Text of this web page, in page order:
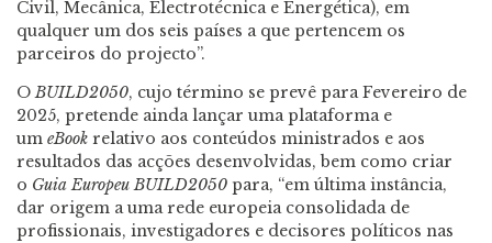
Civil, Mecânica, Electrotécnica e Energética), em
qualquer um dos seis países a que pertencem os
parceiros do projecto”.
OBUILD2050, cujo término se prevê para Fevereiro de
2025, pretende ainda lançar uma plataforma e
um eBook relativo aos conteúdos ministrados e aos
resultados das acções desenvolvidas, bem como criar
o Guia Europeu BUILD2050 para, “em última instância,
dar origem a uma rede europeia consolidada de
profissionais, investigadores e decisores políticos nas